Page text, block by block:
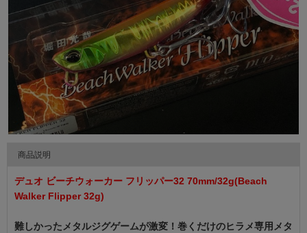
商品説明
デュオ ビーチウォーカー フリッパー32 70mm/32g(Beach
Walker Flipper 32g)
難しかったメタルジグゲームが激変！巻くだけのヒラメ専用メタ